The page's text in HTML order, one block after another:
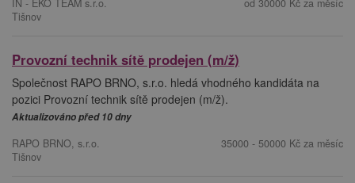
IN - EKO TEAM s.r.o.
Tišnov
od 30000 Kč za měsíc
Provozní technik sítě prodejen (m/ž)
Společnost RAPO BRNO, s.r.o. hledá vhodného kandidáta na
pozici Provozní technik sítě prodejen (m/ž).
Aktualizováno před 10 dny
RAPO BRNO, s.r.o.
Tišnov
35000 - 50000 Kč za měsíc